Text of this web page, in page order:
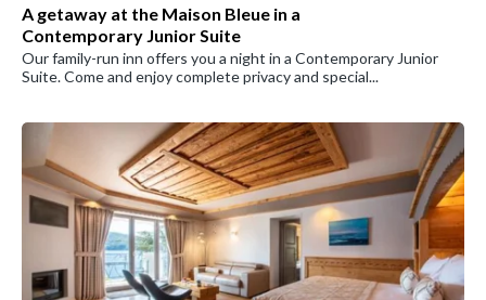
A getaway at the Maison Bleue in a
Contemporary Junior Suite
Our family-run inn offers you a night in a Contemporary Junior
Suite. Come and enjoy complete privacy and special...